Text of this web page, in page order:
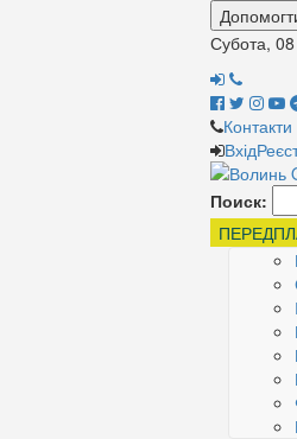
Субота,
Контакти
Вхід
Поиск: